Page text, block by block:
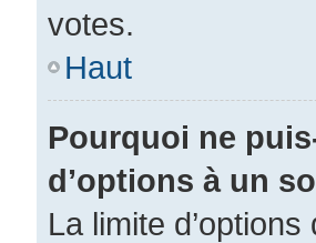
votes.
Haut
Pourquoi ne
d’options à un
La limite